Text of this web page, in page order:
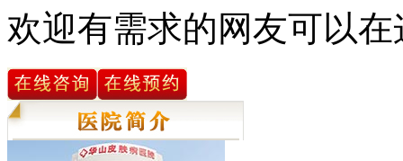
欢迎有需求的网友可以